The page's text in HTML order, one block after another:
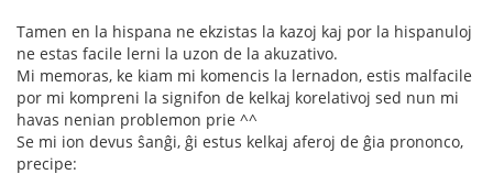
Tamen en la hispana ne ekzistas la kazoj kaj por la hispanuloj
ne estas facile lerni la uzon de la akuzativo.
Mi memoras, ke kiam mi komencis la lernadon, estis malfacile
por mi kompreni la signifon de kelkaj korelativoj sed nun mi
havas nenian problemon prie ^^
Se mi ion devus ŝanĝi, ĝi estus kelkaj aferoj de ĝia prononco,
precipe: